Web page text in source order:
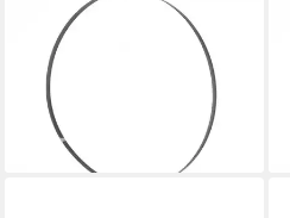
Bandsägeblatt Holzmann
Maschinen BSB300B6
Bandsägeblatt 2240 x 6 x
0.36 1 St. Pass
21,90 €
lieferbar - in 2-3 Werktagen bei dir